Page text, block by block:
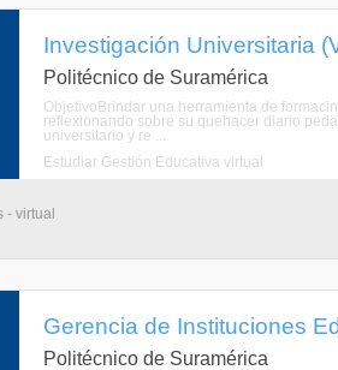
Investigación Universitaria
Politécnico de Suramérica
ObjetivoBrindar una herramienta de
reflexionando sobre su quehacer diario
universitario y re ...
Estudiar Gestión Educativa virtual
- virtual
Gerencia de Instituciones
Politécnico de Suramérica